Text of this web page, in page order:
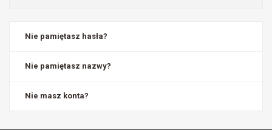
Nie pamiętasz hasła?
Nie pamiętasz nazwy?
Nie masz konta?